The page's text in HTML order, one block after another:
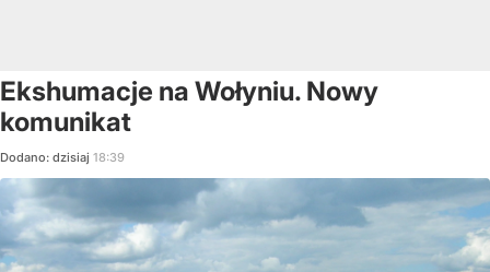
Ekshumacje na Wołyniu. Nowy
komunikat
Dodano: dzisiaj 18:39